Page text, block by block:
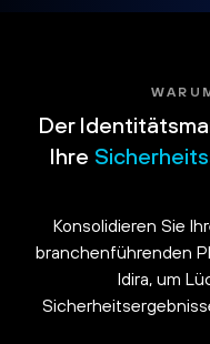
Der
Ihre
Konsolidieren Sie
branchenführenden
Idira, um